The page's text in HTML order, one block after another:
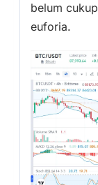
belum
euforia.